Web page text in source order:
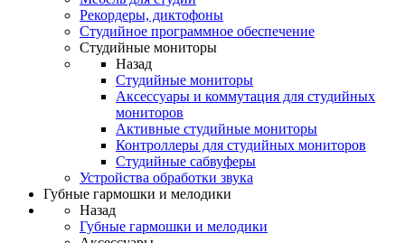
Рекордеры, диктофоны
Студийное программное обеспечение
Студийные мониторы
Назад
Студийные мониторы
Аксессуары и коммутация для студийных
мониторов
Активные студийные мониторы
Контроллеры для студийных мониторов
Студийные сабвуферы
Устройства обработки звука
Губные гармошки и мелодики
Назад
Губные гармошки и мелодики